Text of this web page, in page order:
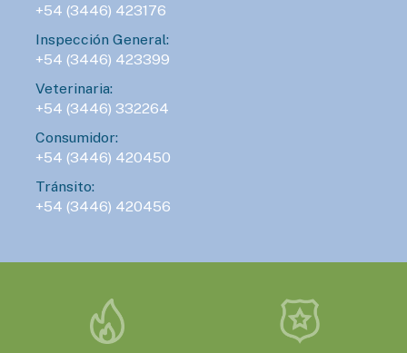
+54 (3446) 423176
Inspección General:
+54 (3446) 423399
Veterinaria:
+54 (3446) 332264
Consumidor:
+54 (3446) 420450
Tránsito:
+54 (3446) 420456